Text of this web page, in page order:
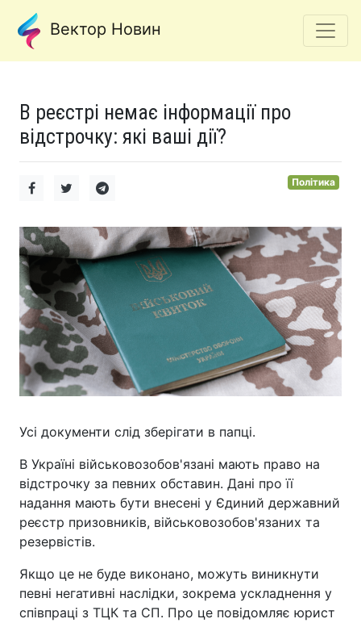
Вектор Новин
В реєстрі немає інформації про
відстрочку: які ваші дії?
Політика
Усі документи слід зберігати в папці.
В Україні військовозобов'язані мають право на
відстрочку за певних обставин. Дані про її
надання мають бути внесені у Єдиний державний
реєстр призовників, військовозобов'язаних та
резервістів.
Якщо це не буде виконано, можуть виникнути
певні негативні наслідки, зокрема ускладнення у
співпраці з ТЦК та СП. Про це повідомляє юрист